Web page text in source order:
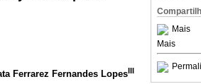
Mais
Mais
Ferrarez Fernandes LopesIII